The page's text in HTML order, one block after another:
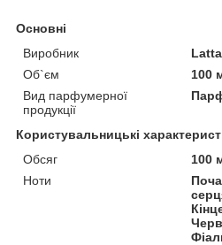
Основні
Виробник
Об`єм
100
Вид парфумерної
продукції
Користувальницькі
Обсяг
100
Ноти